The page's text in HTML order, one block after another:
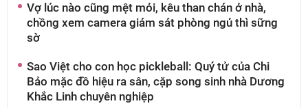
Vợ lúc nào cũng mệt mỏi, kêu than chán ở nhà,
chồng xem camera giám sát phòng ngủ thì sững
sờ
Sao Việt cho con học pickleball: Quý tử của Chi
Bảo mặc đồ hiệu ra sân, cặp song sinh nhà Dương
Khắc Linh chuyên nghiệp